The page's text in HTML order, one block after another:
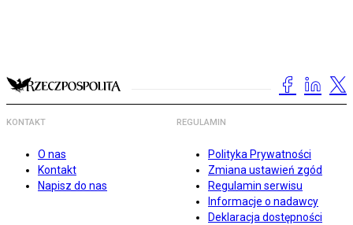
KONTAKT
O nas
Kontakt
Napisz do nas
REGULAMIN
Polityka Prywatności
Zmiana ustawień zgód
Regulamin serwisu
Informacje o nadawcy
Deklaracja dostępności